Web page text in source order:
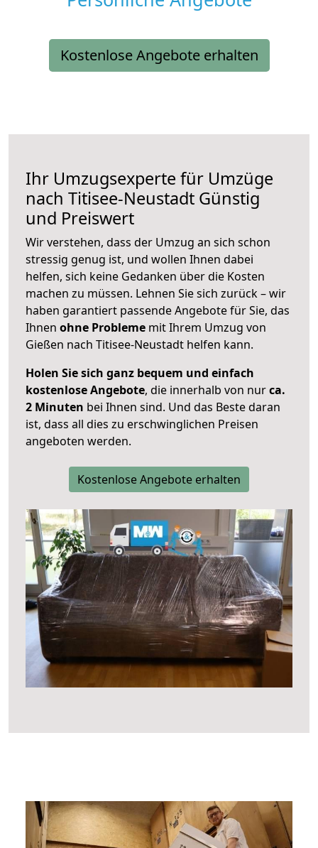
Kostenlose Angebote erhalten
Ihr Umzugsexperte für Umzüge
nach Titisee-Neustadt Günstig
und Preiswert
Wir verstehen, dass der Umzug an sich schon
stressig genug ist, und wollen Ihnen dabei
helfen, sich keine Gedanken über die Kosten
machen zu müssen. Lehnen Sie sich zurück – wir
haben garantiert passende Angebote für Sie, das
Ihnen ohne Probleme mit Ihrem Umzug von
Gießen nach Titisee-Neustadt helfen kann.
Holen Sie sich ganz bequem und einfach
kostenlose Angebote, die innerhalb von nurca.
2 Minuten bei Ihnen sind. Und das Beste daran
ist, dass all dies zu erschwinglichen Preisen
angeboten werden.
Kostenlose Angebote erhalten